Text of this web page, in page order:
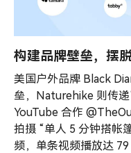
构建品牌壁垒，摆
美国户外品牌 Black
垒，Naturehike 则传
YouTube 合作
拍摄 “单人 5 分钟搭帐
频，单条视频播放达